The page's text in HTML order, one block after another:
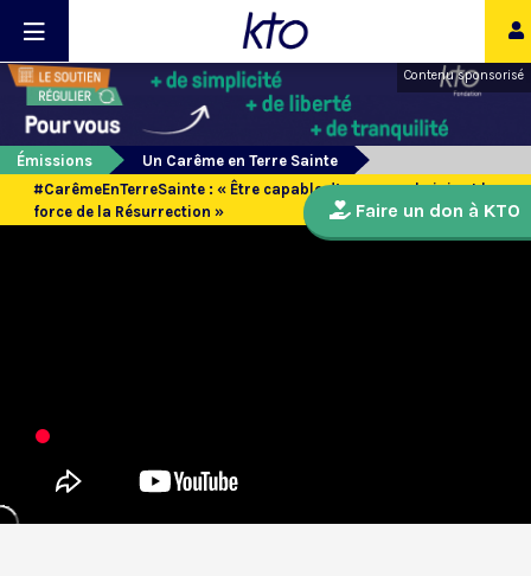
Contenu sponsorisé
Émissions
Un Carême en Terre Sainte
#CarêmeEnTerreSainte : « Être capable d’annoncer la joie et la
force de la Résurrection »
Faire un don à KTO